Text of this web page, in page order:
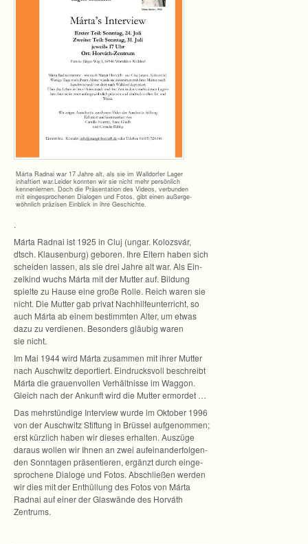
Márta Rad­nai war 17 Jahre alt, als sie im Wall­dor­fer Lager
inhaf­tiert war.Leider konn­ten wir sie nicht mehr per­sön­lich
ken­nen­ler­nen. Doch die Prä­sen­ta­tion des Videos, ver­bun­den
mit ein­ge­spro­che­nen Dia­lo­gen und Fotos, gibt einen außer­ge­
wöhn­lich prä­zi­sen Ein­blick in ihre Geschichte.
.
Márta Rad­nai ist 1925 in Cluj (ungar. Kolozs­vár,
dtsch. Klau­sen­burg) gebo­ren. Ihre Eltern haben sich
schei­den las­sen, als sie drei Jahre alt war. Als Ein­
zel­kind wuchs Márta mit der Mut­ter auf. Bil­dung
spielte zu Hause eine große Rolle. Reich waren sie
nicht. Die Mut­ter gab pri­vat Nach­hil­fe­un­ter­richt, so
auch Márta ab einem bestimm­ten Alter, um etwas
dazu zu ver­die­nen. Beson­ders gläu­big waren
sie nicht.
Im Mai 1944 wird Márta zusam­men mit ihrer Mut­ter
nach Ausch­witz depor­tiert. Ein­drucks­voll beschreibt
Márta die grau­en­vol­len Ver­hält­nisse im Wag­gon.
Gleich nach der Ankunft wird die Mut­ter ermordet …
Das mehr­stün­dige Inter­view wurde im Okto­ber 1996
von der Ausch­witz Stif­tung in Brüs­sel auf­ge­nom­men;
erst kürz­lich haben wir die­ses erhal­ten. Aus­züge
dar­aus wol­len wir Ihnen an zwei auf­ein­an­der­fol­gen­
den Sonn­ta­gen prä­sen­tie­ren, ergänzt durch ein­ge­
spro­chene Dia­loge und Fotos. Abschlie­ßen wer­den
wir dies mit der Ent­hül­lung des Fotos von Márta
Rad­nai auf einer der Glas­wände des Hor­váth
Zentrums.